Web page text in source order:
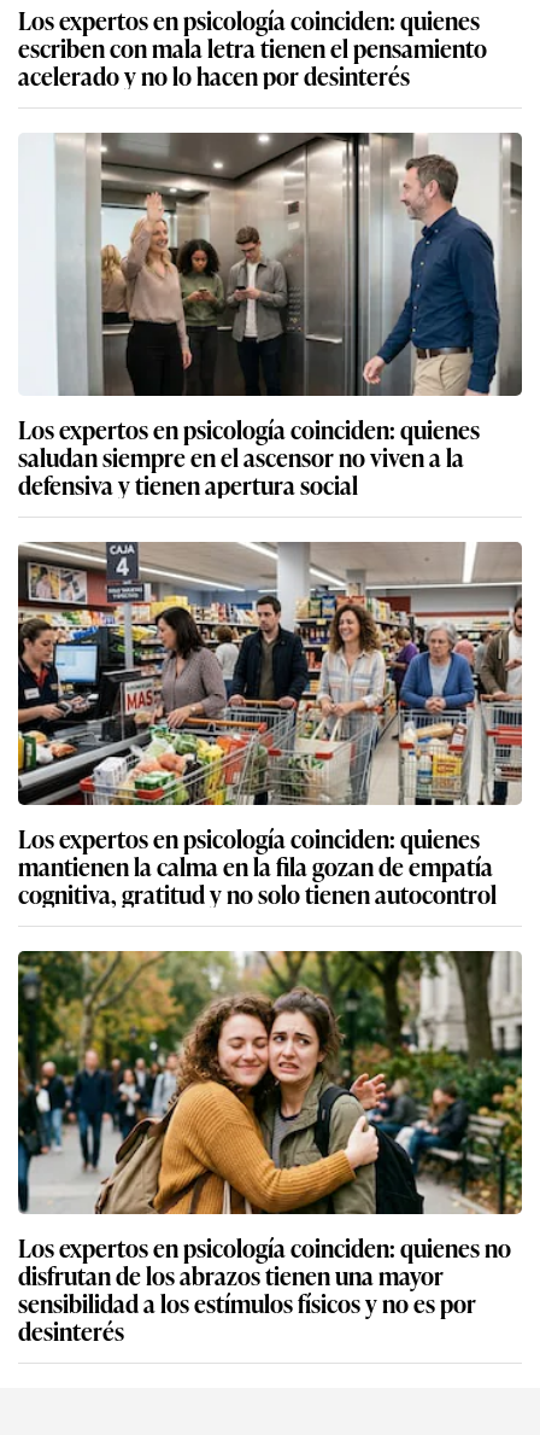
Los expertos en psicología coinciden: quienes
escriben con mala letra tienen el pensamiento
acelerado y no lo hacen por desinterés
Los expertos en psicología coinciden: quienes
saludan siempre en el ascensor no viven a la
defensiva y tienen apertura social
Los expertos en psicología coinciden: quienes
mantienen la calma en la fila gozan de empatía
cognitiva, gratitud y no solo tienen autocontrol
Los expertos en psicología coinciden: quienes no
disfrutan de los abrazos tienen una mayor
sensibilidad a los estímulos físicos y no es por
desinterés